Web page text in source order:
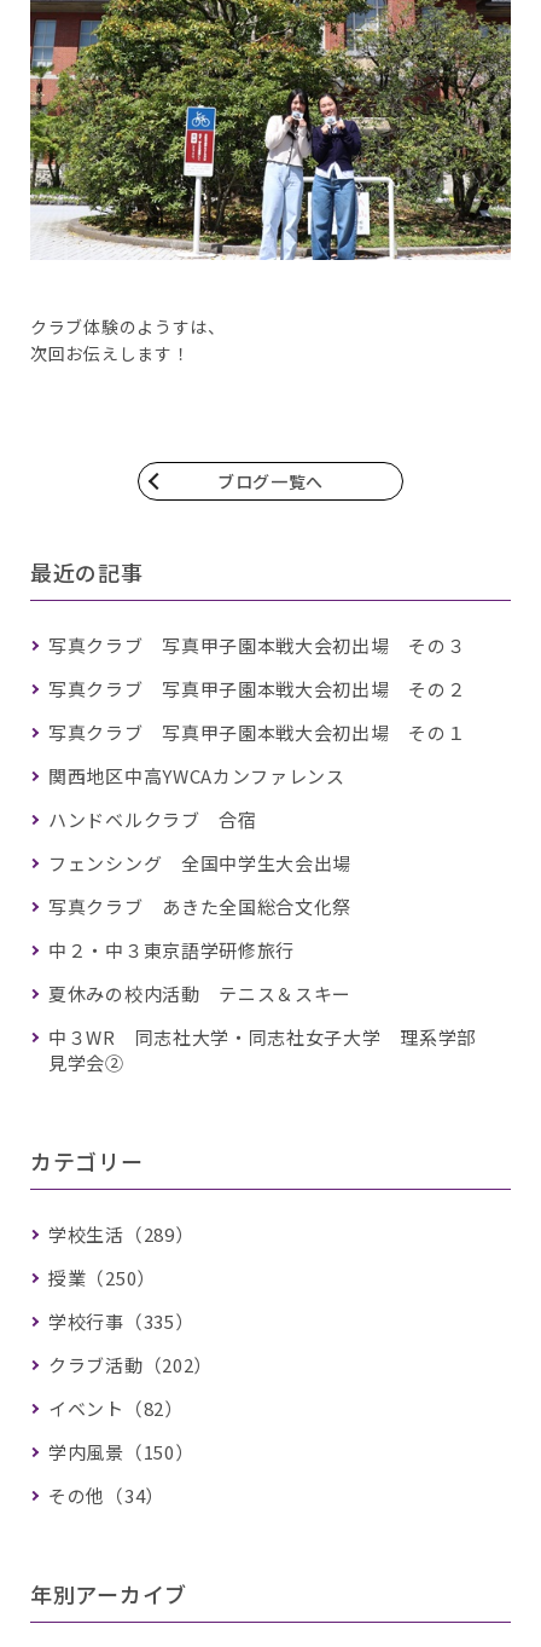
クラブ体験のようすは、
次回お伝えします！
ブログ一覧へ
最近の記事
写真クラブ 写真甲子園本戦大会初出場 その３
写真クラブ 写真甲子園本戦大会初出場 その２
写真クラブ 写真甲子園本戦大会初出場 その１
関西地区中高YWCAカンファレンス
ハンドベルクラブ 合宿
フェンシング 全国中学生大会出場
写真クラブ あきた全国総合文化祭
中２・中３東京語学研修旅行
夏休みの校内活動 テニス＆スキー
中３WR 同志社大学・同志社女子大学 理系学部
見学会②
カテゴリー
学校生活（289）
授業（250）
学校行事（335）
クラブ活動（202）
イベント（82）
学内風景（150）
その他（34）
年別アーカイブ